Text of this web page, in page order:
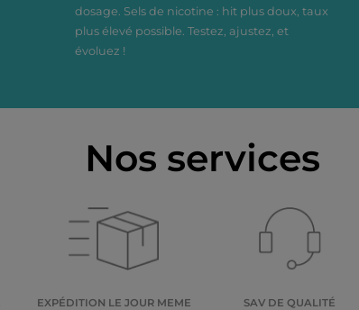
dosage. Sels de nicotine : hit plus doux, taux
plus élevé possible. Testez, ajustez, et
évoluez !
Nos services
EXPÉDITION LE JOUR MEME
SAV DE QUALITÉ